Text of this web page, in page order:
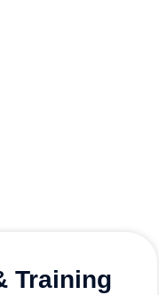
Training